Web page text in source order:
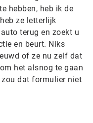
hebben, heb ik de
ze letterlijk
terug en zoekt u
en beurt. Niks
of ze nu zelf dat
het alsnog te gaan
zou dat formulier niet